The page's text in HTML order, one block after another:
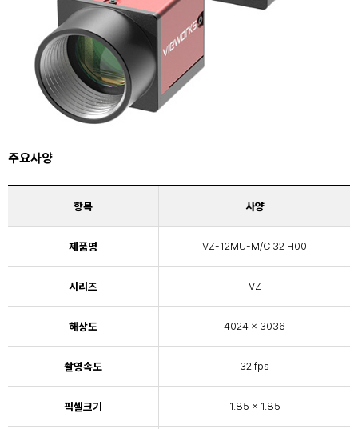
주요사양
항목 사양
제품명 VZ-12MU-M/C 32 H00
시리즈 VZ
해상도 4024 × 3036
촬영속도 32 fps
픽셀크기 1.85 × 1.85